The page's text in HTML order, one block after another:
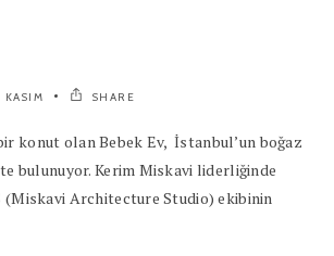
KASIM SHARE
konut olan Bebek Ev, İstanbul’un boğaz
bulunuyor. Kerim Miskavi liderliğinde
(Miskavi Architecture Studio) ekibinin